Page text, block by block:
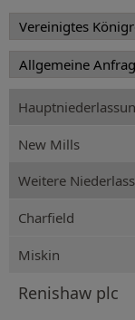
New Mills
Weitere
Charfield
Miskin
Renishaw plc